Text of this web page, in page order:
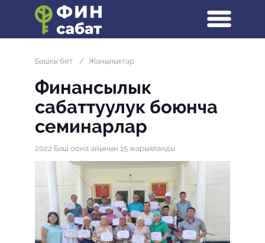
Башкы бет / Жаңылыктар
Финансылык
сабаттуулук боюнча
семинарлар
2022 Баш оона айынын 15 жарыяланды